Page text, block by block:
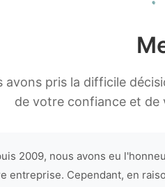
avons pris la difficile
de votre confiance et de
2009, nous avons eu
entreprise. Cependant, en